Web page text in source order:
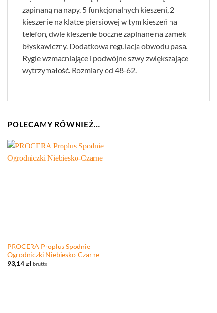
zapinaną na napy. 5 funkcjonalnych kieszeni, 2
kieszenie na klatce piersiowej w tym kieszeń na
telefon, dwie kieszenie boczne zapinane na zamek
błyskawiczny. Dodatkowa regulacja obwodu pasa.
Rygle wzmacniające i podwójne szwy zwiększające
wytrzymałość. Rozmiary od 48-62.
POLECAMY RÓWNIEŻ…
PROCERA Proplus Spodnie
Ogrodniczki Niebiesko-Czarne
93,14zł brutto